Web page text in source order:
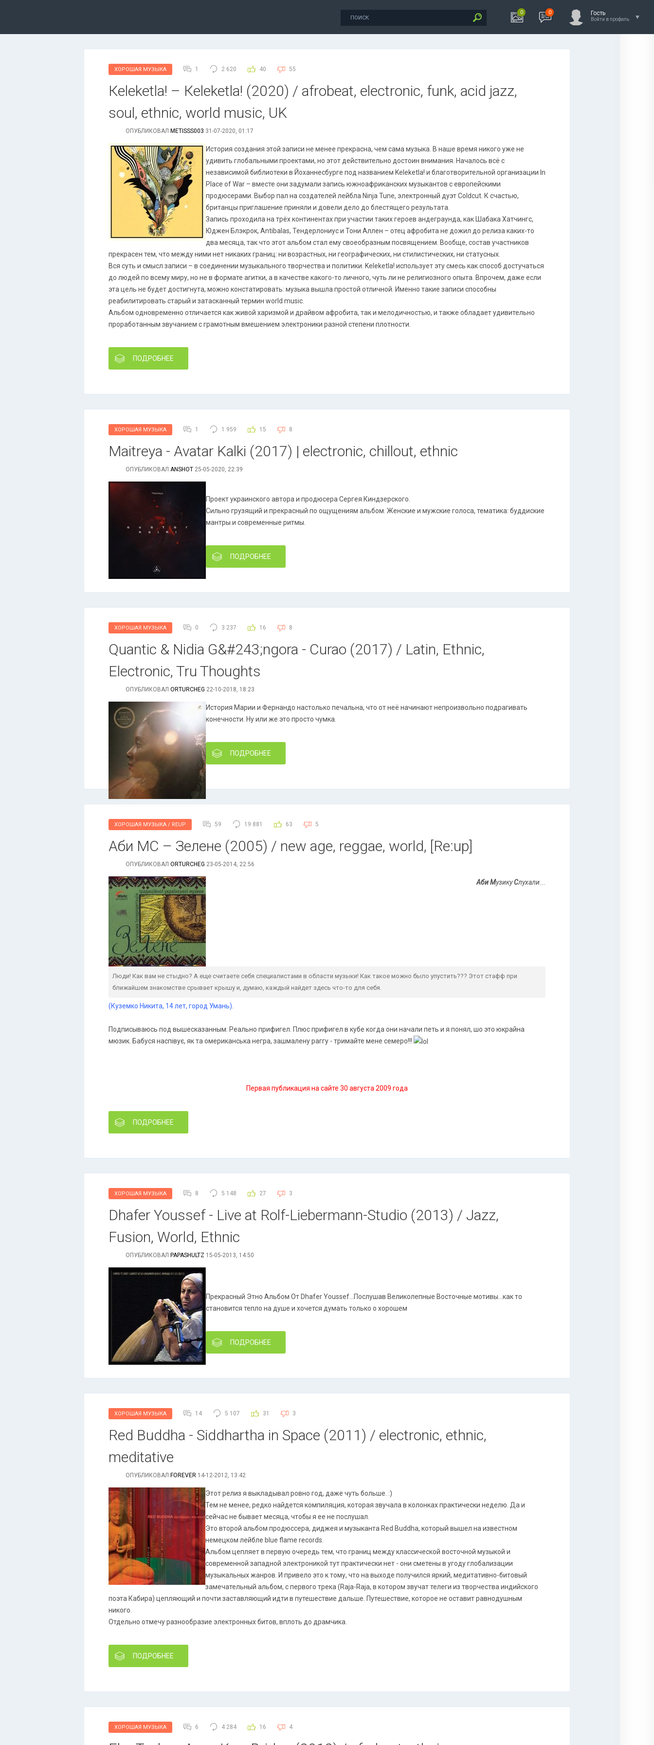
0 0 Гость
Войти в профиль
ХОРОШАЯ МУЗЫКА 1 2 620 40 55
Кеlеkеtlа! – Кеlеkеtlа! (2020) / afrobeat, electronic, funk, acid jazz,
soul, ethnic, world music, UK
ОПУБЛИКОВАЛ METISSS003 31-07-2020, 01:17
История создания этой записи не менее прекрасна, чем сама музыка. В наше время никого уже не
удивить глобальными проектами, но этот действительно достоин внимания. Началось всё с
независимой библиотеки в Йоханнесбурге под названием Keleketla! и благотворительной организации In
Place of War – вместе они задумали запись южноафриканских музыкантов с европейскими
продюсерами. Выбор пал на создателей лейбла Ninja Tune, электронный дуэт Coldcut. К счастью,
британцы приглашение приняли и довели дело до блестящего результата.
Запись проходила на трёх континентах при участии таких героев андеграунда, как Шабака Хатчингс,
Юджен Блэкрок, Antibalas, Тендерлониус и Тони Аллен – отец афробита не дожил до релиза каких-то
два месяца, так что этот альбом стал ему своеобразным посвящением. Вообще, состав участников
прекрасен тем, что между ними нет никаких границ: ни возрастных, ни географических, ни стилистических, ни статусных.
Вся суть и смысл записи – в соединении музыкального творчества и политики. Keleketla! использует эту смесь как способ достучаться
до людей по всему миру, но не в формате агитки, а в качестве какого-то личного, чуть ли не религиозного опыта. Впрочем, даже если
эта цель не будет достигнута, можно констатировать: музыка вышла простой отличной. Именно такие записи способны
реабилитировать старый и затасканный термин world music.
Альбом одновременно отличается как живой харизмой и драйвом афробита, так и мелодичностью, и также обладает удивительно
проработанным звучанием с грамотным вмешением электроники разной степени плотности.
ПОДРОБНЕЕ
ХОРОШАЯ МУЗЫКА 1 1 959 15 8
Maitreya - Avatar Kalki (2017) | electronic, chillout, ethnic
ОПУБЛИКОВАЛ ANSHOT 25-05-2020, 22:39
Проект украинского автора и продюсера Сергея Киндзерского.
Сильно грузящий и прекрасный по ощущениям альбом. Женские и мужские голоса, тематика: буддиские
мантры и современные ритмы.
ПОДРОБНЕЕ
ХОРОШАЯ МУЗЫКА 0 3 237 16 8
Quantic & Nidia G&#243;ngora - Curao (2017) / Latin, Ethnic,
Electronic, Tru Thoughts
ОПУБЛИКОВАЛ ORTURCHEG 22-10-2018, 18:23
История Марии и Фернандо настолько печальна, что от неё начинают непроизвольно подрагивать
конечности. Ну или же это просто чумка.
ПОДРОБНЕЕ
ХОРОШАЯ МУЗЫКА / REUP 59 19 881 63 5
Аби МС – Зелене (2005) / new age, reggae, world, [Re:up]
ОПУБЛИКОВАЛ ORTURCHEG 23-05-2014, 22:56
АбиМузикуСлухали...
Люди! Как вам не стыдно? А еще считаете себя специалистами в области музыки! Как такое можно было упустить??? Этот стафф при
ближайшем знакомстве срывает крышу и, думаю, каждый найдет здесь что-то для себя.
(Куземко Никита, 14 лет, город Умань)
Подписываюсь под вышесказанным. Реально прифигел. Плюс прифигел в кубе когда они начали петь и я понял, шо это юкрайна
мюзик. Бабуся наспівує, як та омериканська негра, зашмалену раггу - тримайте мене семеро!!!
Первая публикация на сайте 30 августа 2009 года
ПОДРОБНЕЕ
ХОРОШАЯ МУЗЫКА 8 5 148 27 3
Dhafer Youssef - Live at Rolf-Liebermann-Studio (2013) / Jazz,
Fusion, World, Ethnic
ОПУБЛИКОВАЛ PAPASHULTZ 15-05-2013, 14:50
Прекрасный Этно Альбом От Dhafer Youssef...Послушав Великолепные Восточные мотивы...как то
становится тепло на душе и хочется думать только о хорошем
ПОДРОБНЕЕ
ХОРОШАЯ МУЗЫКА 14 5 107 31 3
Red Buddha - Siddhartha in Space (2011) / electronic, ethnic,
meditative
ОПУБЛИКОВАЛ FOREVER 14-12-2012, 13:42
Этот релиз я выкладывал ровно год, даже чуть больше. :)
Тем не менее, редко найдется компиляция, которая звучала в колонках практически неделю. Да и
сейчас не бывает месяца, чтобы я ее не послушал.
Это второй альбом продюссера, диджея и музыканта Red Buddha, который вышел на известном
немецком лейбле blue flame records.
Альбом цепляет в первую очередь тем, что границ между классической восточной музыкой и
современной западной электроникой тут практически нет - они сметены в угоду глобализации
музыкальных жанров. И привело это к тому, что на выходе получился яркий, медитативно-битовый
замечательный альбом, с первого трека (Raja-Raja, в котором звучат телеги из творчества индийского
поэта Кабира) цепляющий и почти заставляющий идти в путешествие дальше. Путешествие, которое не оставит равнодушным
никого.
Отдельно отмечу разнообразие электронных битов, вплоть до драмчика.
ПОДРОБНЕЕ
ХОРОШАЯ МУЗЫКА 6 4 284 16 4